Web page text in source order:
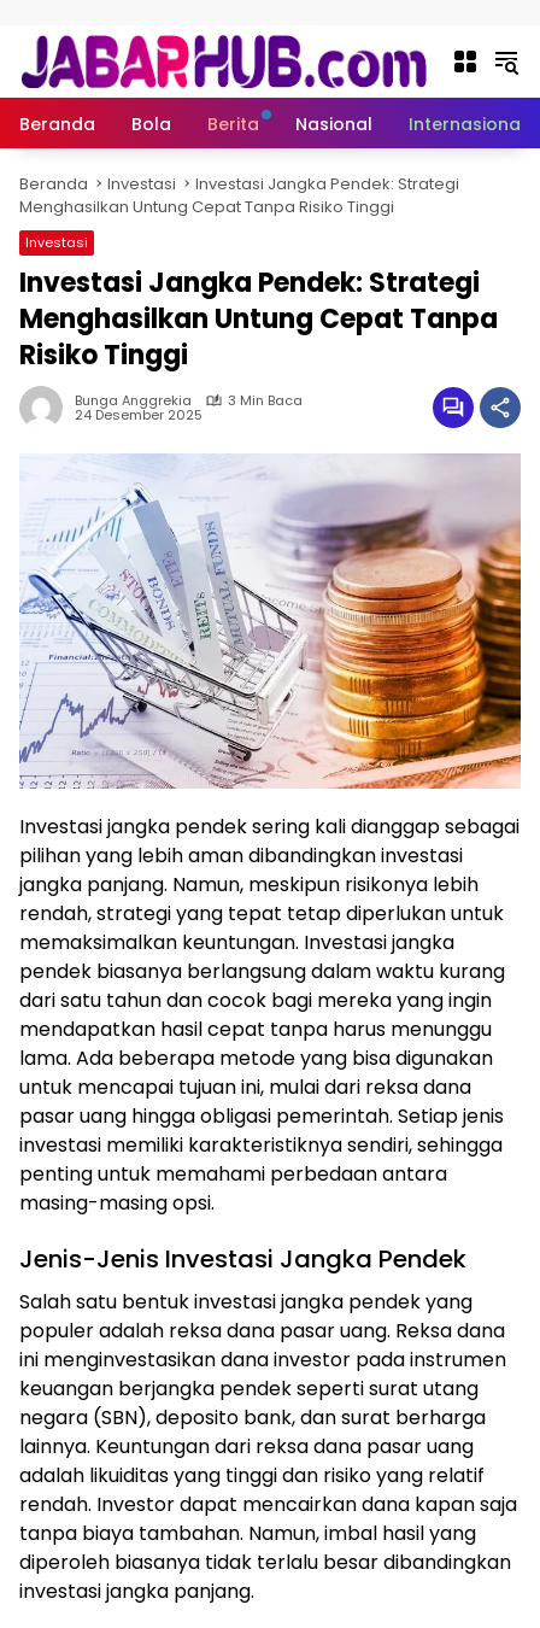
Beranda Bola Berita Nasional Internasional
Beranda Investasi
Investasi Jangka Pendek: Strategi
Menghasilkan Untung Cepat Tanpa Risiko Tinggi
Investasi
Investasi Jangka Pendek: Strategi
Menghasilkan Untung Cepat Tanpa
Risiko Tinggi
Bunga Anggrekia 3 Min Baca
24 Desember 2025
Investasi jangka pendek sering kali dianggap sebagai
pilihan yang lebih aman dibandingkan investasi
jangka panjang. Namun, meskipun risikonya lebih
rendah, strategi yang tepat tetap diperlukan untuk
memaksimalkan keuntungan. Investasi jangka
pendek biasanya berlangsung dalam waktu kurang
dari satu tahun dan cocok bagi mereka yang ingin
mendapatkan hasil cepat tanpa harus menunggu
lama. Ada beberapa metode yang bisa digunakan
untuk mencapai tujuan ini, mulai dari reksa dana
pasar uang hingga obligasi pemerintah. Setiap jenis
investasi memiliki karakteristiknya sendiri, sehingga
penting untuk memahami perbedaan antara
masing-masing opsi.
Jenis-Jenis Investasi Jangka Pendek
Salah satu bentuk investasi jangka pendek yang
populer adalah reksa dana pasar uang. Reksa dana
ini menginvestasikan dana investor pada instrumen
keuangan berjangka pendek seperti surat utang
negara (SBN), deposito bank, dan surat berharga
lainnya. Keuntungan dari reksa dana pasar uang
adalah likuiditas yang tinggi dan risiko yang relatif
rendah. Investor dapat mencairkan dana kapan saja
tanpa biaya tambahan. Namun, imbal hasil yang
diperoleh biasanya tidak terlalu besar dibandingkan
investasi jangka panjang.